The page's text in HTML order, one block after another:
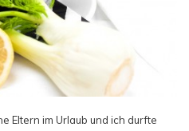
Eltern im Urlaub und ich durfte